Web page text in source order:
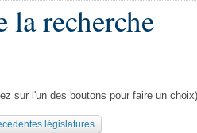
la recherche
sur l'un des boutons pour faire un choix)
législatures